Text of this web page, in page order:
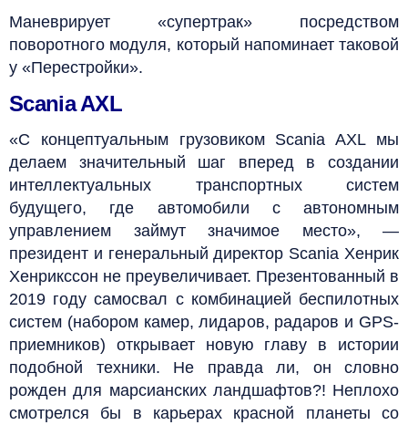
Маневрирует «супертрак» посредством
поворотного модуля, который напоминает таковой
у «Перестройки».
Scania AXL
«С концептуальным грузовиком Scania AXL мы
делаем значительный шаг вперед в создании
интеллектуальных транспортных систем
будущего, где автомобили с автономным
управлением займут значимое место», —
президент и генеральный директор Scania Хенрик
Хенрикссон не преувеличивает. Презентованный в
2019 году самосвал с комбинацией беспилотных
систем (набором камер, лидаров, радаров и GPS-
приемников) открывает новую главу в истории
подобной техники. Не правда ли, он словно
рожден для марсианских ландшафтов?! Неплохо
смотрелся бы в карьерах красной планеты со